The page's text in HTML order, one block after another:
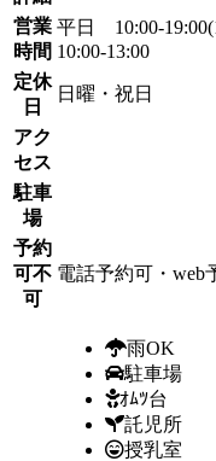
営業
時間
平日 10:00-
10:00-13:00
定休
日
日曜・祝日
アク
セス
駐車
場
予約
可不
可
電話予約可・web
雨OK
駐車場
ｵﾑﾂ台
託児所
授乳室